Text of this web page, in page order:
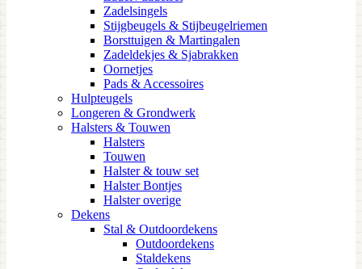
Zadelsingels
Stijgbeugels & Stijbeugelriemen
Borsttuigen & Martingalen
Zadeldekjes & Sjabrakken
Oornetjes
Pads & Accessoires
Hulpteugels
Longeren & Grondwerk
Halsters & Touwen
Halsters
Touwen
Halster & touw set
Halster Bontjes
Halster overige
Dekens
Stal & Outdoordekens
Outdoordekens
Staldekens